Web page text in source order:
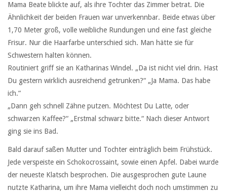
Mama Beate blickte auf, als ihre Tochter das Zimmer betrat. Die
Ähnlichkeit der beiden Frauen war unverkennbar. Beide etwas über
1,70 Meter groß, volle weibliche Rundungen und eine fast gleiche
Frisur. Nur die Haarfarbe unterschied sich. Man hätte sie für
Schwestern halten können.
Routiniert griff sie an Katharinas Windel. „Da ist nicht viel drin. Hast
Du gestern wirklich ausreichend getrunken?“ „Ja Mama. Das habe
ich.“
„Dann geh schnell Zähne putzen. Möchtest Du Latte, oder
schwarzen Kaffee?“ „Erstmal schwarz bitte.“ Nach dieser Antwort
ging sie ins Bad.
Bald darauf saßen Mutter und Tochter einträglich beim Frühstück.
Jede verspeiste ein Schokocrossaint, sowie einen Apfel. Dabei wurde
der neueste Klatsch besprochen. Die ausgesprochen gute Laune
nutzte Katharina, um ihre Mama vielleicht doch noch umstimmen zu